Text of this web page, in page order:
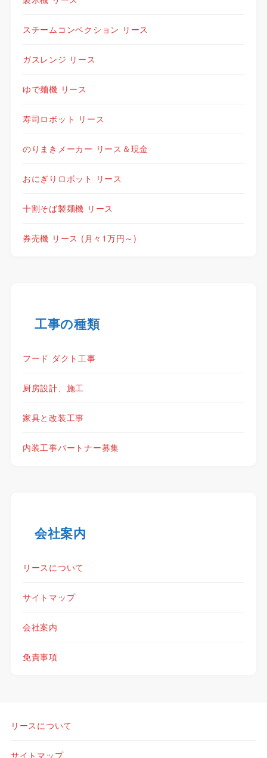
スチームコンベクション リース
ガスレンジ リース
ゆで麺機 リース
寿司ロボット リース
のりまきメーカー リース＆現金
おにぎりロボット リース
十割そば製麺機 リース
券売機 リース (月々1万円～)
工事の種類
フード ダクト工事
厨房設計、施工
家具と改装工事
内装工事パートナー募集
会社案内
リースについて
サイトマップ
会社案内
免責事項
リースについて
サイトマップ